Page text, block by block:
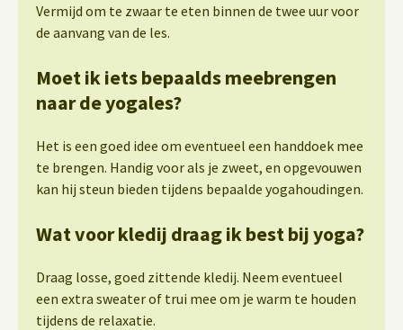
Vermijd om te zwaar te eten binnen de twee uur voor
de aanvang van de les.
Moet ik iets bepaalds meebrengen
naar de yogales?
Het is een goed idee om eventueel een handdoek mee
te brengen. Handig voor als je zweet, en opgevouwen
kan hij steun bieden tijdens bepaalde yogahoudingen.
Wat voor kledij draag ik best bij yoga?
Draag losse, goed zittende kledij. Neem eventueel
een extra sweater of trui mee om je warm te houden
tijdens de relaxatie.